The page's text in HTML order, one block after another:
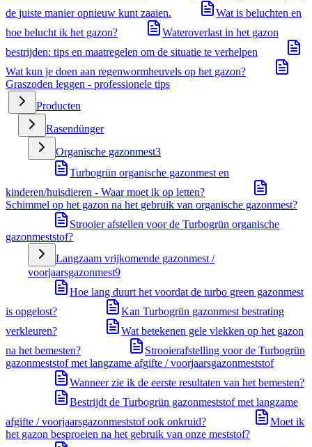
de juiste manier opnieuw kunt zaaien.
Wat is beluchten en
hoe belucht ik het gazon?
Wateroverlast in het gazon
bestrijden: tips en maatregelen om de situatie te verhelpen
Wat kun je doen aan regenwormheuvels op het gazon?
Graszoden leggen - professionele tips
Producten
Rasendünger
Organische gazonmest3
Turbogrün organische gazonmest en
kinderen/huisdieren - Waar moet ik op letten?
Schimmel op het gazon na het gebruik van organische gazonmest?
Strooier afstellen voor de Turbogrün organische
gazonmeststof?
Langzaam vrijkomende gazonmest /
voorjaarsgazonmest9
Hoe lang duurt het voordat de turbo green gazonmest
is opgelost?
Kan Turbogrün gazonmest bestrating
verkleuren?
Wat betekenen gele vlekken op het gazon
na het bemesten?
Strooierafstelling voor de Turbogrün
gazonmeststof met langzame afgifte / voorjaarsgazonmeststof
Wanneer zie ik de eerste resultaten van het bemesten?
Bestrijdt de Turbogrün gazonmeststof met langzame
afgifte / voorjaarsgazonmeststof ook onkruid?
Moet ik
het gazon besproeien na het gebruik van onze meststof?